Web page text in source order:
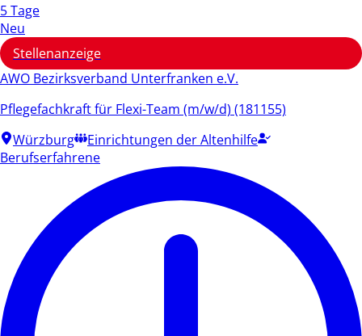
5 Tage
Neu
Stellenanzeige
AWO Bezirksverband Unterfranken e.V.
Pflegefachkraft für Flexi-Team (m/w/d) (181155)
Würzburg
Einrichtungen der Altenhilfe
Berufserfahrene